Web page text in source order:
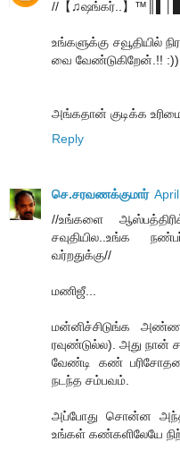
//【♫ஷங்கர்..】
உங்களுக்கு சவூதியில்
வை வேண்டுகிறேன்.!! :))
அங்கதான் குடிக்க
Reply
செ.சரவணக்குமார்
//உங்களை
சவுதியில..உங்க
வர்றதுக்கு//
மணிஜீ...
மன்னிச்சிடுங்க
ரவுண்டுல்ல). அது நான்
வேண்டி கண்
நடந்த சம்பவம்.
அப்போது சொன்ன அந்த
உங்கள் கண்களிலேயே